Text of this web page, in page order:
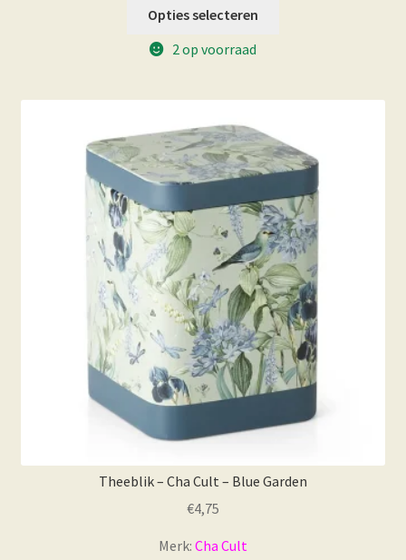
Opties selecteren
2 op voorraad
Theeblik – Cha Cult – Blue Garden
€4,75
Merk: Cha Cult